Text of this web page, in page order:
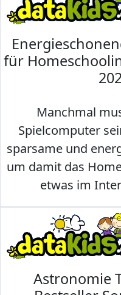
für
Manchmal
Spielcomputer
sparsame und
um damit das
etwas im
Astronomie